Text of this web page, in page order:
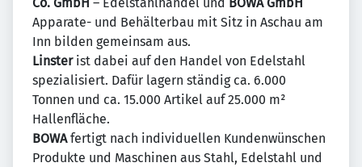
Apparate- und Behälterbau mit Sitz in Aschau am
Inn bilden gemeinsam aus.
Linster ist dabei auf den Handel von Edelstahl
spezialisiert. Dafür lagern ständig ca. 6.000
Tonnen und ca. 15.000 Artikel auf 25.000 m²
Hallenfläche.
BOWAfertigt nach individuellen Kundenwünschen
Produkte und Maschinen aus Stahl, Edelstahl und